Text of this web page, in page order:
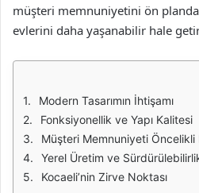
müşteri memnuniyetini ön
evlerini daha yaşanabilir hale
Modern Tasarımın İhtişamı
Fonksiyonellik ve Yapı Kalitesi
Müşteri Memnuniyeti Öncelikli
Yerel Üretim ve
Kocaeli’nin Zirve Noktası